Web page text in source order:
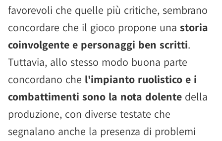
favorevoli che quelle più critiche, sembrano
concordare che il gioco propone una storia
coinvolgente e personaggi ben scritti.
Tuttavia, allo stesso modo buona parte
concordano che l'impianto ruolistico e i
combattimenti sono la nota dolente della
produzione, con diverse testate che
segnalano anche la presenza di problemi